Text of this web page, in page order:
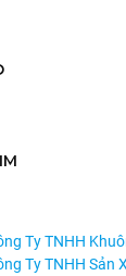
Ty TNHH
Ty TNHH Sản